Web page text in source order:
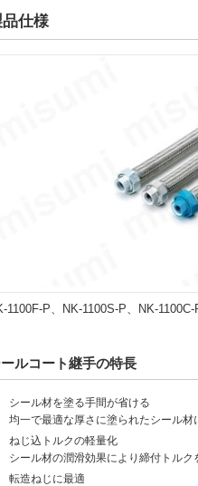
仕様
1100F-P、NK-1100S-P、NK-
ルコート継手の特長
シール材を塗る手間が省ける
均一で最適な厚さに塗られたシール
ねじ込トルクの軽量化
シール材の潤滑効果により締付トルク
転造ねじに最適